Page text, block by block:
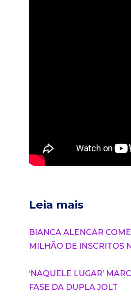
Leia mais
BIANCA ALENCAR
MILHÃO DE INSCRITOS
‘NAQUELE LUGAR’
FASE DA DUPLA JOLT